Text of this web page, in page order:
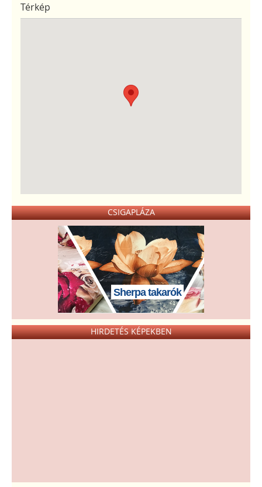
Térkép
CSIGAPLÁZA
Sherpa takarók
HIRDETÉS KÉPEKBEN